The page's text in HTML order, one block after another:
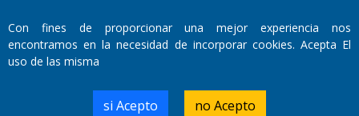
Santa Rosa, La Pampa.
Número de Registro DNDA:
Con fines de proporcionar una mejor experiencia nos
encontramos en la necesidad de incorporar cookies. Acepta El
uso de las misma
si Acepto no Acepto